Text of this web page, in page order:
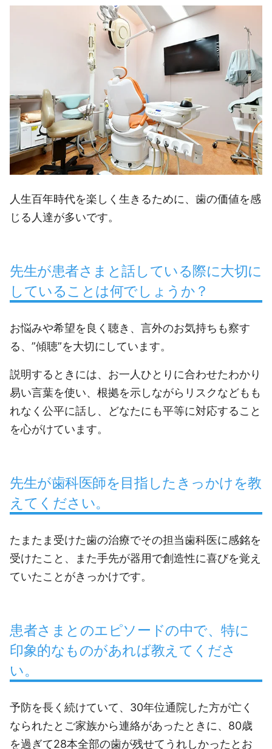
人生百年時代を楽しく生きるために、歯の価値を感
じる人達が多いです。
先生が患者さまと話している際に大切に
していることは何でしょうか？
お悩みや希望を良く聴き、言外のお気持ちも察す
る、”傾聴”を大切にしています。
説明するときには、お一人ひとりに合わせたわかり
易い言葉を使い、根拠を示しながらリスクなどもも
れなく公平に話し、どなたにも平等に対応すること
を心がけています。
先生が歯科医師を目指したきっかけを教
えてください。
たまたま受けた歯の治療でその担当歯科医に感銘を
受けたこと、また手先が器用で創造性に喜びを覚え
ていたことがきっかけです。
患者さまとのエピソードの中で、特に
印象的なものがあれば教えてくださ
い。
予防を長く続けていて、30年位通院した方が亡く
なられたとご家族から連絡があったときに、80歳
を過ぎて28本全部の歯が残せてうれしかったとお